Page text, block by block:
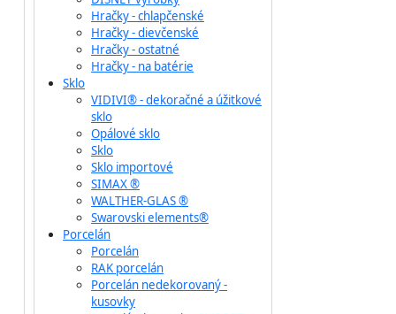
Hračky - chlapčenské
Hračky - dievčenské
Hračky - ostatné
Hračky - na batérie
Sklo
VIDIVI® - dekoračné a úžitkové
sklo
Opálové sklo
Sklo
Sklo importové
SIMAX ®
WALTHER-GLAS ®
Swarovski elements®
Porcelán
Porcelán
RAK porcelán
Porcelán nedekorovaný -
kusovky